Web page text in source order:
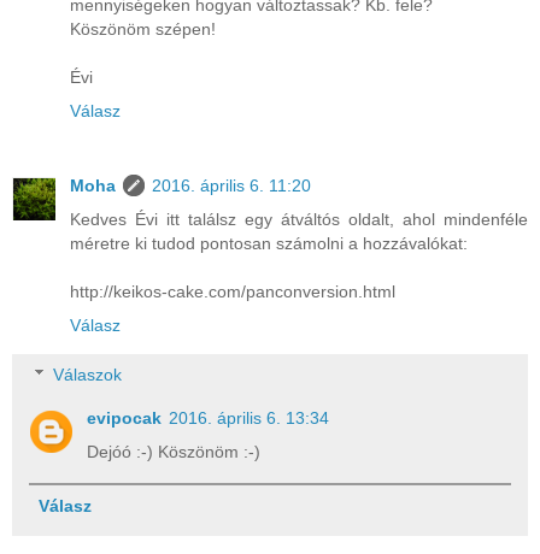
mennyiségeken hogyan változtassak? Kb. fele?
Köszönöm szépen!
Évi
Válasz
Moha
2016. április 6. 11:20
Kedves Évi itt találsz egy átváltós oldalt, ahol mindenféle
méretre ki tudod pontosan számolni a hozzávalókat:
http://keikos-cake.com/panconversion.html
Válasz
Válaszok
evipocak 2016. április 6. 13:34
Dejóó :-) Köszönöm :-)
Válasz